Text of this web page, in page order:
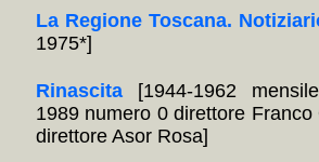
La Regione Toscana.
1975*]
Rinascita [1944-1962
1989 numero 0 direttore
direttore Asor Rosa]